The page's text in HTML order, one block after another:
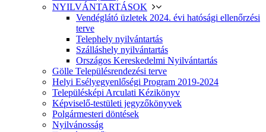
NYILVÁNTARTÁSOK
Vendéglátó üzletek 2024. évi hatósági ellenőrzési
terve
Telephely nyilvántartás
Szálláshely nyilvántartás
Országos Kereskedelmi Nyilvántartás
Gölle Településrendezési terve
Helyi Esélyegyenlőségi Program 2019-2024
Településképi Arculati Kézikönyv
Képviselő-testületi jegyzőkönyvek
Polgármesteri döntések
Nyilvánosság